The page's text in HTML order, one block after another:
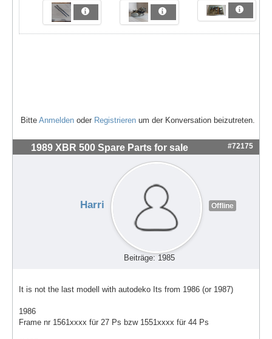
Bitte Anmelden oder Registrieren um der Konversation beizutreten.
1989 XBR 500 Spare Parts for sale #72175
Harri Offline
Beiträge: 1985
It is not the last modell with autodeko Its from 1986 (or 1987)
1986
Frame nr 1561xxxx für 27 Ps bzw 1551xxxx für 44 Ps